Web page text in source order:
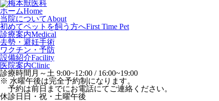
ホームHome
当院についてAbout
初めてペットを飼う方へFirst Time Pet
診療案内Medical
去勢・避妊手術
ワクチン・予防
設備紹介Facility
医院案内Clinic
診療時間 月～土 9:00~12:00 / 16:00~19:00
※ 水曜午後は完全予約制になります。
予約は前日までにお電話にてご連絡ください。
休診日 日・祝・土曜午後